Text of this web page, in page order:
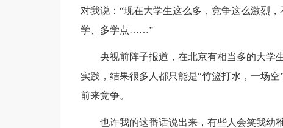
对我说：“现在大学生这么多，竞争这么激烈
学、多学点……”
央视前阵子报道，在北京有相当多的大学
实践，结果很多人都只能是“竹篮打水，一场
前来竞争。
也许我的这番话说出来，有些人会笑我幼